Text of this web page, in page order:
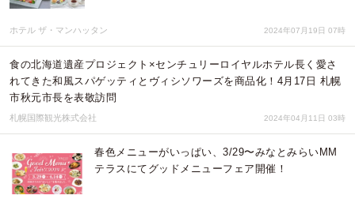
ホテル ザ・マンハッタン 2024年07月19日 07時
食の北海道遺産プロジェクト×センチュリーロイヤルホテル長く愛さ
れてきた和風スパゲッティとヴィシソワーズを商品化！4月17日 札幌
市秋元市長を表敬訪問
札幌国際観光株式会社 2024年04月11日 03時
春色メニューがいっぱい、3/29〜みなとみらいMM
テラスにてグッドメニューフェア開催！